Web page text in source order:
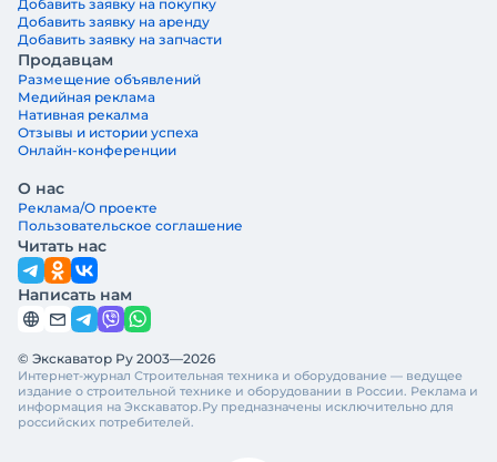
Добавить заявку на покупку
Добавить заявку на аренду
Добавить заявку на запчасти
Продавцам
Размещение объявлений
Медийная реклама
Нативная рекалма
Отзывы и истории успеха
Онлайн-конференции
О нас
Реклама/О проекте
Пользовательское соглашение
Читать нас
Написать нам
© Экскаватор Ру 2003—2026
Интернет-журнал Строительная техника и оборудование — ведущее
издание о строительной технике и оборудовании в России. Реклама и
информация на Экскаватор.Ру предназначены исключительно для
российских потребителей.